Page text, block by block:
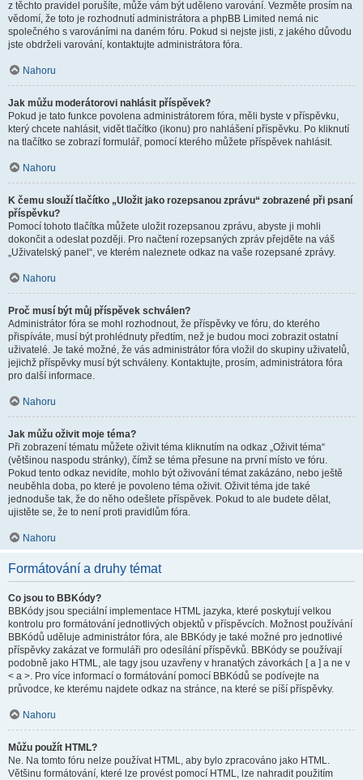
z těchto pravidel porušíte, může vám být uděleno varování. Vezměte prosím na
vědomí, že toto je rozhodnutí administrátora a phpBB Limited nemá nic
společného s varováními na daném fóru. Pokud si nejste jisti, z jakého důvodu
jste obdrželi varování, kontaktujte administrátora fóra.
Nahoru
Jak můžu moderátorovi nahlásit příspěvek?
Pokud je tato funkce povolena administrátorem fóra, měli byste v příspěvku,
který chcete nahlásit, vidět tlačítko (ikonu) pro nahlášení příspěvku. Po kliknutí
na tlačítko se zobrazí formulář, pomocí kterého můžete příspěvek nahlásit.
Nahoru
K čemu slouží tlačítko „Uložit jako rozepsanou zprávu“ zobrazené při psaní
příspěvku?
Pomocí tohoto tlačítka můžete uložit rozepsanou zprávu, abyste ji mohli
dokončit a odeslat později. Pro načtení rozepsaných zpráv přejděte na váš
„Uživatelský panel“, ve kterém naleznete odkaz na vaše rozepsané zprávy.
Nahoru
Proč musí být můj příspěvek schválen?
Administrátor fóra se mohl rozhodnout, že příspěvky ve fóru, do kterého
přispíváte, musí být prohlédnuty předtím, než je budou moci zobrazit ostatní
uživatelé. Je také možné, že vás administrátor fóra vložil do skupiny uživatelů,
jejichž příspěvky musí být schváleny. Kontaktujte, prosím, administrátora fóra
pro další informace.
Nahoru
Jak můžu oživit moje téma?
Při zobrazení tématu můžete oživit téma kliknutím na odkaz „Oživit téma“
(většinou naspodu stránky), čímž se téma přesune na první místo ve fóru.
Pokud tento odkaz nevidíte, mohlo být oživování témat zakázáno, nebo ještě
neuběhla doba, po které je povoleno téma oživit. Oživit téma jde také
jednoduše tak, že do něho odešlete příspěvek. Pokud to ale budete dělat,
ujistěte se, že to není proti pravidlům fóra.
Nahoru
Formátování a druhy témat
Co jsou to BBKódy?
BBKódy jsou speciální implementace HTML jazyka, které poskytují velkou
kontrolu pro formátování jednotlivých objektů v příspěvcích. Možnost používání
BBKódů uděluje administrátor fóra, ale BBKódy je také možné pro jednotlivé
příspěvky zakázat ve formuláři pro odesílání příspěvků. BBKódy se používají
podobně jako HTML, ale tagy jsou uzavřeny v hranatých závorkách [ a ] a ne v
< a >. Pro více informací o formátování pomocí BBKódů se podívejte na
průvodce, ke kterému najdete odkaz na stránce, na které se píší příspěvky.
Nahoru
Můžu použít HTML?
Ne. Na tomto fóru nelze používat HTML, aby bylo zpracováno jako HTML.
Většinu formátování, které lze provést pomocí HTML, lze nahradit použitím